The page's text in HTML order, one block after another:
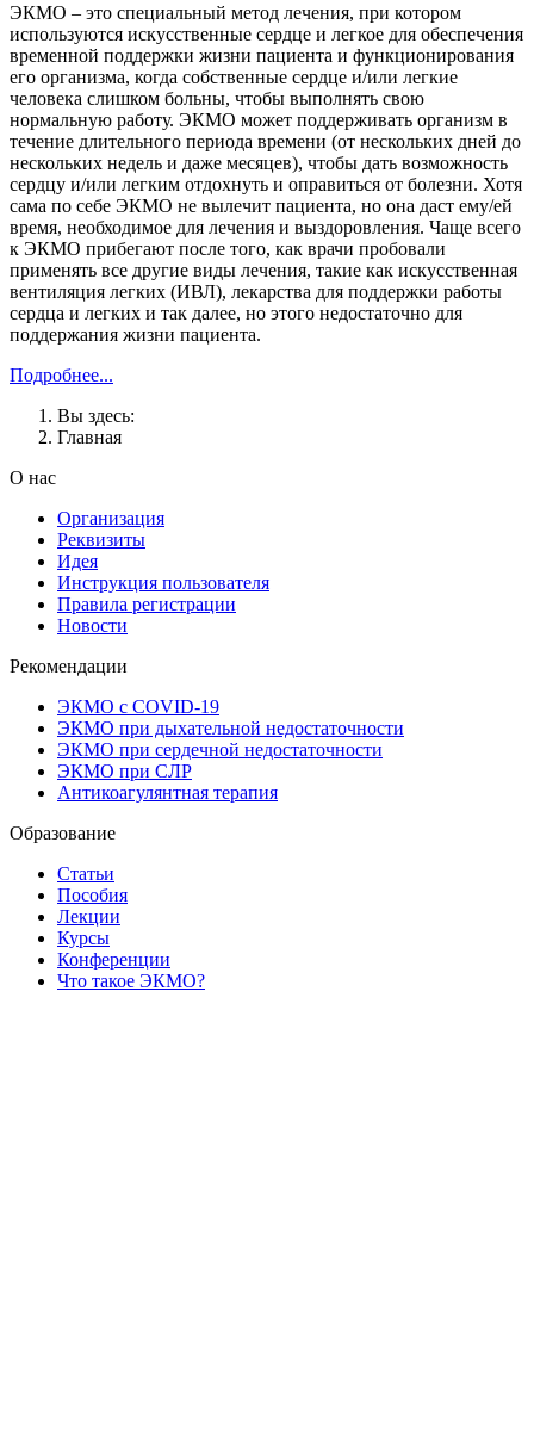
ЭКМО – это специальный метод лечения, при котором
используются искусственные сердце и легкое для обеспечения
временной поддержки жизни пациента и функционирования
его организма, когда собственные сердце и/или легкие
человека слишком больны, чтобы выполнять свою
нормальную работу. ЭКМО может поддерживать организм в
течение длительного периода времени (от нескольких дней до
нескольких недель и даже месяцев), чтобы дать возможность
сердцу и/или легким отдохнуть и оправиться от болезни. Хотя
сама по себе ЭКМО не вылечит пациента, но она даст ему/ей
время, необходимое для лечения и выздоровления. Чаще всего
к ЭКМО прибегают после того, как врачи пробовали
применять все другие виды лечения, такие как искусственная
вентиляция легких (ИВЛ), лекарства для поддержки работы
сердца и легких и так далее, но этого недостаточно для
поддержания жизни пациента.
Подробнее...
Вы здесь:
Главная
О нас
Организация
Реквизиты
Идея
Инструкция пользователя
Правила регистрации
Новости
Рекомендации
ЭКМО с COVID-19
ЭКМО при дыхательной недостаточности
ЭКМО при сердечной недостаточности
ЭКМО при СЛР
Антикоагулянтная терапия
Образование
Статьи
Пособия
Лекции
Курсы
Конференции
Что такое ЭКМО?